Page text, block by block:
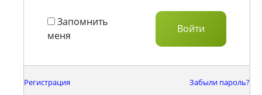
Запомнить
меня
Регистрация Забыли пароль?